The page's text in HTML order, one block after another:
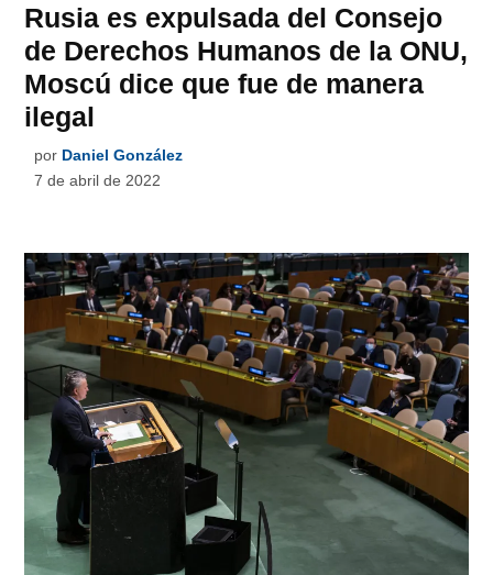
Rusia es expulsada del Consejo
de Derechos Humanos de la ONU,
Moscú dice que fue de manera
ilegal
por Daniel González
7 de abril de 2022